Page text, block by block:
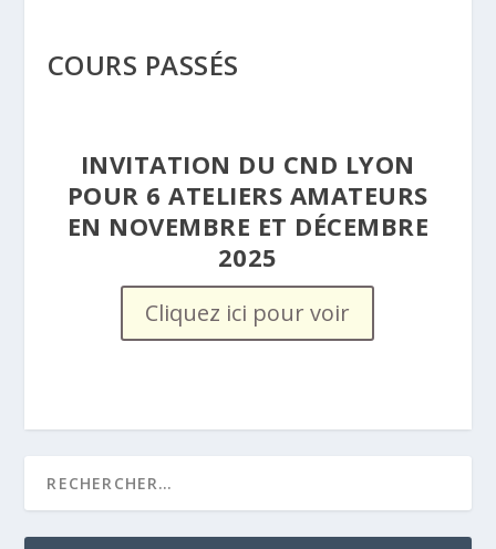
COURS PASSÉS
INVITATION DU CND LYON
POUR 6 ATELIERS AMATEURS
EN NOVEMBRE ET DÉCEMBRE
2025
Cliquez ici pour voir